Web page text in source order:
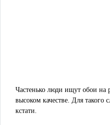
Частенько люди ищут обои на
высоком качестве. Для такого
кстати.